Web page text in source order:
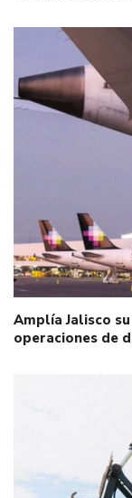
Amplía Jalisco
operaciones de